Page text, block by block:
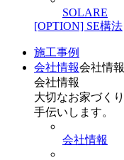
SOLARE
[OPTION] SE構法
施工事例
会社情報会社情報
会社情報
大切なお家づく
手伝いします。
会社情報